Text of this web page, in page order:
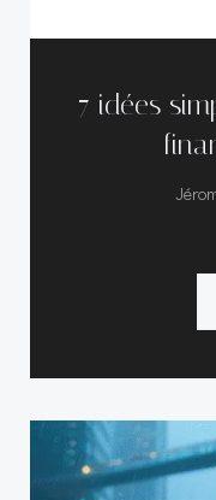
7 idées